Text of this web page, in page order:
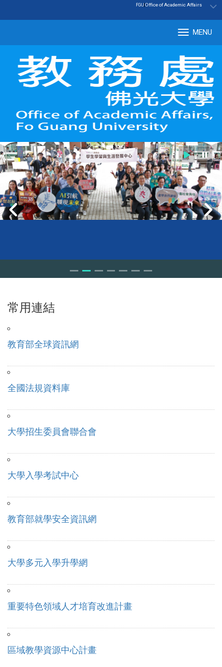
:::
FGU|Office of Academic Affairs
MENU
常用連結
教育部全球資訊網
全國法規資料庫
大學招生委員會聯合會
大學入學考試中心
教育部就學安全資訊網
大學多元入學升學網
重要特色領域人才培育改進計畫
區域教學資源中心計畫